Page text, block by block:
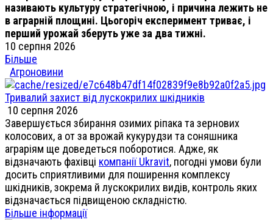
називають культуру стратегічною, і причина лежить не
в аграрній площині. Цьогоріч експеримент триває, і
перший урожай зберуть уже за два тижні.
10 серпня 2026
Більше
Агроновини
Тривалий захист від лускокрилих шкідників
10 серпня 2026
Завершується збирання озимих ріпака та зернових
колосових, а от за врожай кукурудзи та соняшника
аграріям ще доведеться поборотися. Адже, як
відзначають фахівці компанії Ukravit, погодні умови були
досить сприятливими для поширення комплексу
шкідників, зокрема й лускокрилих видів, контроль яких
відзначається підвищеною складністю.
Більше інформації